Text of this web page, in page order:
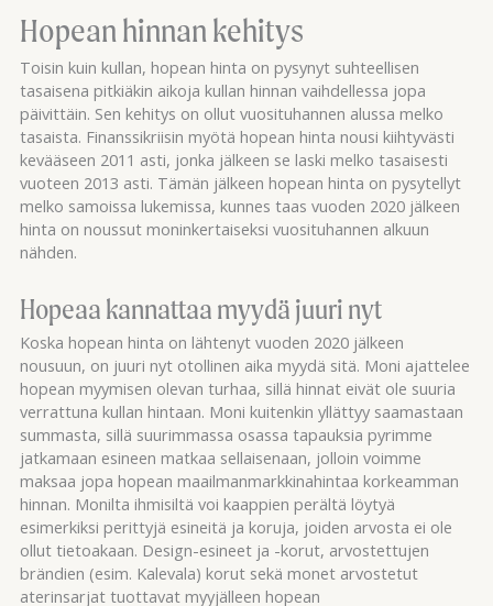
Hopean hinnan kehitys
Toisin kuin kullan, hopean hinta on pysynyt suhteellisen
tasaisena pitkiäkin aikoja kullan hinnan vaihdellessa jopa
päivittäin. Sen kehitys on ollut vuosituhannen alussa melko
tasaista. Finanssikriisin myötä hopean hinta nousi kiihtyvästi
kevääseen 2011 asti, jonka jälkeen se laski melko tasaisesti
vuoteen 2013 asti. Tämän jälkeen hopean hinta on pysytellyt
melko samoissa lukemissa, kunnes taas vuoden 2020 jälkeen
hinta on noussut moninkertaiseksi vuosituhannen alkuun
nähden.
Hopeaa kannattaa myydä juuri nyt
Koska hopean hinta on lähtenyt vuoden 2020 jälkeen
nousuun, on juuri nyt otollinen aika myydä sitä. Moni ajattelee
hopean myymisen olevan turhaa, sillä hinnat eivät ole suuria
verrattuna kullan hintaan. Moni kuitenkin yllättyy saamastaan
summasta, sillä suurimmassa osassa tapauksia pyrimme
jatkamaan esineen matkaa sellaisenaan, jolloin voimme
maksaa jopa hopean maailmanmarkkinahintaa korkeamman
hinnan. Monilta ihmisiltä voi kaappien perältä löytyä
esimerkiksi perittyjä esineitä ja koruja, joiden arvosta ei ole
ollut tietoakaan. Design-esineet ja -korut, arvostettujen
brändien (esim. Kalevala) korut sekä monet arvostetut
aterinsarjat tuottavat myyjälleen hopean